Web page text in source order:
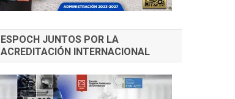
ESPOCH JUNTOS POR LA
ACREDITACIÓN INTERNACIONAL